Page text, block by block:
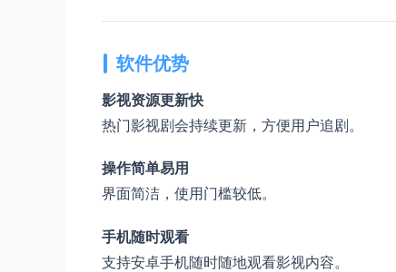
软件优势
影视资源更新快
热门影视剧会持续更新，方便用户追剧。
操作简单易用
界面简洁，使用门槛较低。
手机随时观看
支持安卓手机随时随地观看影视内容。